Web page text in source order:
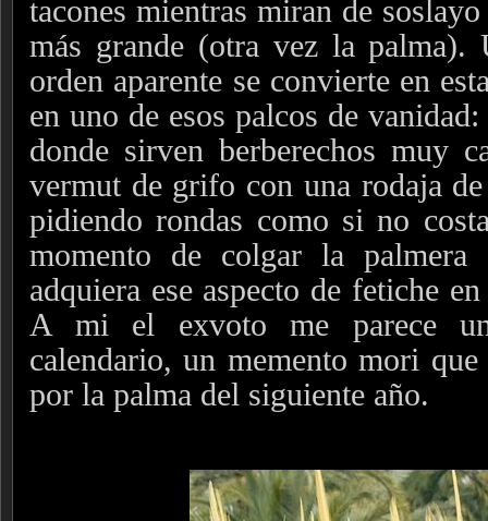
tacones mientras miran de
más grande (otra vez la palma).
orden aparente se convierte en
en uno de esos palcos de
donde sirven berberechos muy
vermut de grifo con una rodaja
pidiendo rondas como si no
momento de colgar la palmera
adquiera ese aspecto de fetiche
A mi el exvoto me parece
calendario, un memento mori
por la palma del siguiente año.